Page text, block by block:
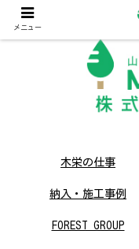
木栄の仕事
納入・施工事例
FOREST GROUP
メニュー